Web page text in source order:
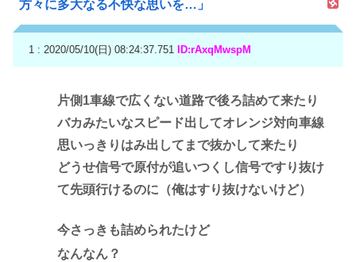
方々に多大なる不快な思いを…」
1 : 2020/05/10(日) 08:24:37.751 ID:rAxqMwspM
片側1車線で広くない道路で後ろ詰めて来たり
バカみたいなスピード出してオレンジ対向車線
思いっきりはみ出してまで抜かして来たり
どうせ信号で原付が追いつくし信号ですり抜け
て先頭行けるのに（俺はすり抜けないけど）
今さっきも詰められたけど
なんなん？